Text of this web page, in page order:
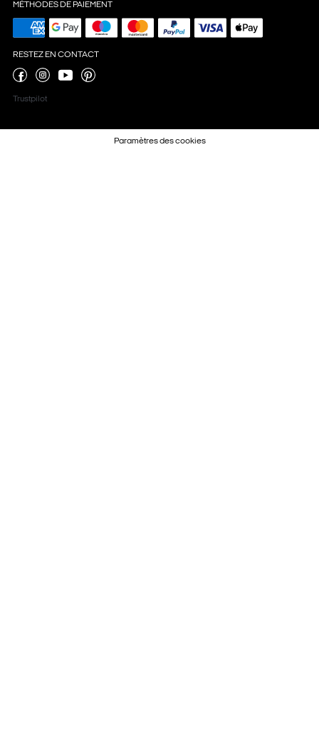
MÉTHODES DE PAIEMENT
RESTEZ EN CONTACT
Trustpilot
Paramètres des cookies